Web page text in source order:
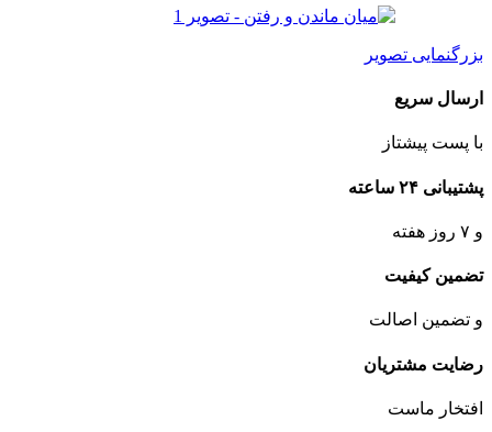
بزرگنمایی تصویر
ارسال سریع
با پست پیشتاز
پشتیبانی ۲۴ ساعته
و ۷ روز هفته
تضمین کیفیت
و تضمین اصالت
رضایت مشتریان
افتخار ماست